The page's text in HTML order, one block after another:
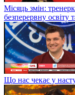
Місяць змін:
безперервну освіту
Що нас чекає у